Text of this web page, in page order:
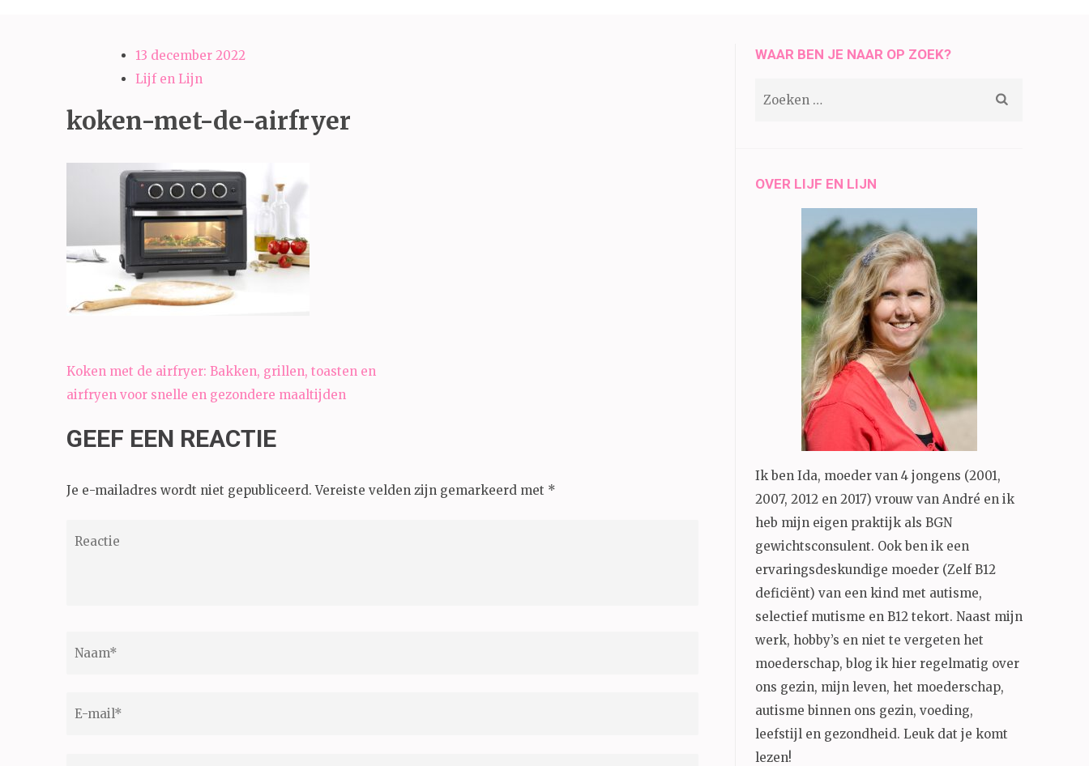
13 december 2022
Lijf en Lijn
koken-met-de-airfryer
Bericht
navigatie
Koken met de airfryer: Bakken, grillen, toasten en
airfryen voor snelle en gezondere maaltijden
GEEF EEN REACTIE
Je e-mailadres wordt niet gepubliceerd. Vereiste velden zijn gemarkeerd met *
WAAR BEN JE NAAR OP ZOEK?
OVER LIJF EN LIJN
Ik ben Ida, moeder van 4 jongens (2001,
2007, 2012 en 2017) vrouw van André en ik
heb mijn eigen praktijk als BGN
gewichtsconsulent. Ook ben ik een
ervaringsdeskundige moeder (Zelf B12
deficiënt) van een kind met autisme,
selectief mutisme en B12 tekort. Naast mijn
werk, hobby’s en niet te vergeten het
moederschap, blog ik hier regelmatig over
ons gezin, mijn leven, het moederschap,
autisme binnen ons gezin, voeding,
leefstijl en gezondheid. Leuk dat je komt
lezen!